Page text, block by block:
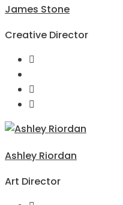
James Stone
Creative Director
Ashley Riordan
Art Director